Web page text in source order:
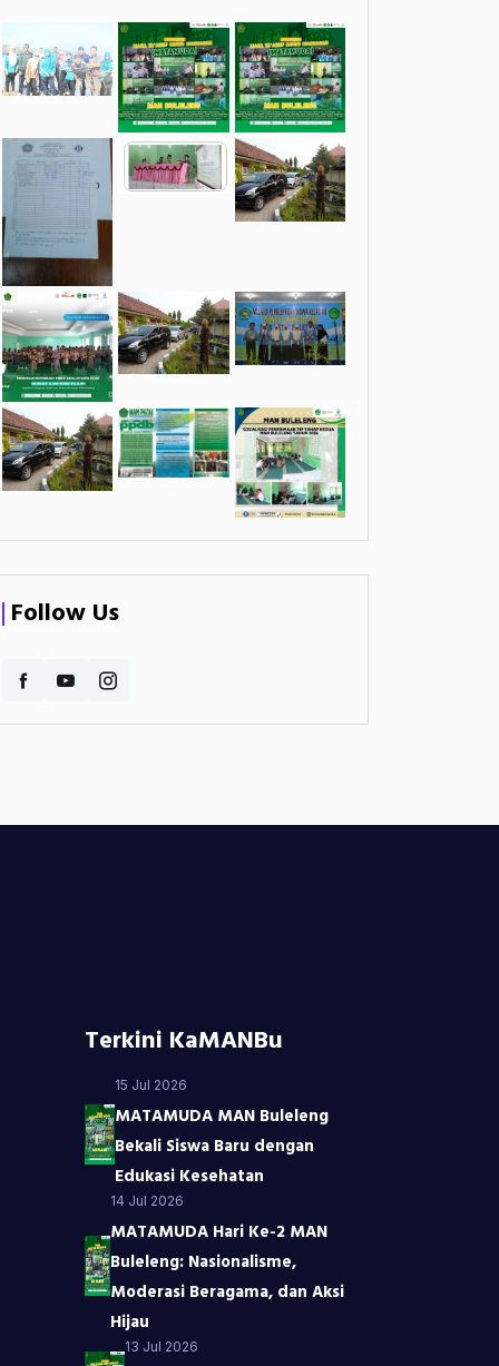
Follow Us
Terkini KaMANBu
15 Jul 2026
MATAMUDA MAN Buleleng
Bekali Siswa Baru dengan
Edukasi Kesehatan
14 Jul 2026
MATAMUDA Hari Ke-2 MAN
Buleleng: Nasionalisme,
Moderasi Beragama, dan Aksi
Hijau
13 Jul 2026